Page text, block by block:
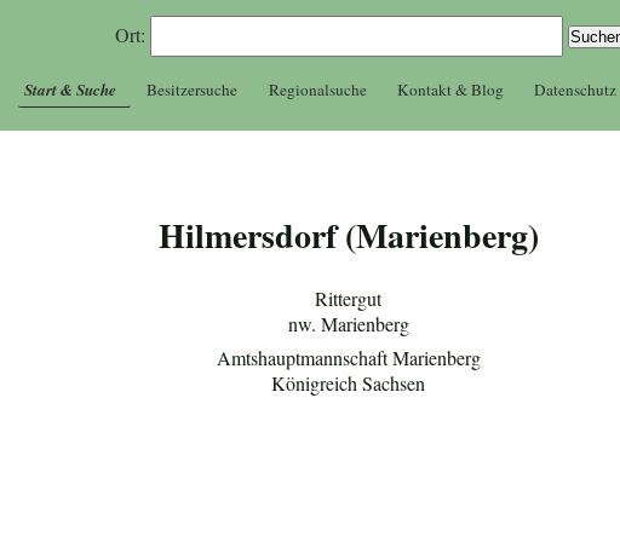
Ort:
Start & Suche Besitzersuche Regionalsuche Kontakt & Blog Datenschutz
Hilmersdorf (Marienberg)
Rittergut
nw. Marienberg
Amtshauptmannschaft Marienberg
Königreich Sachsen